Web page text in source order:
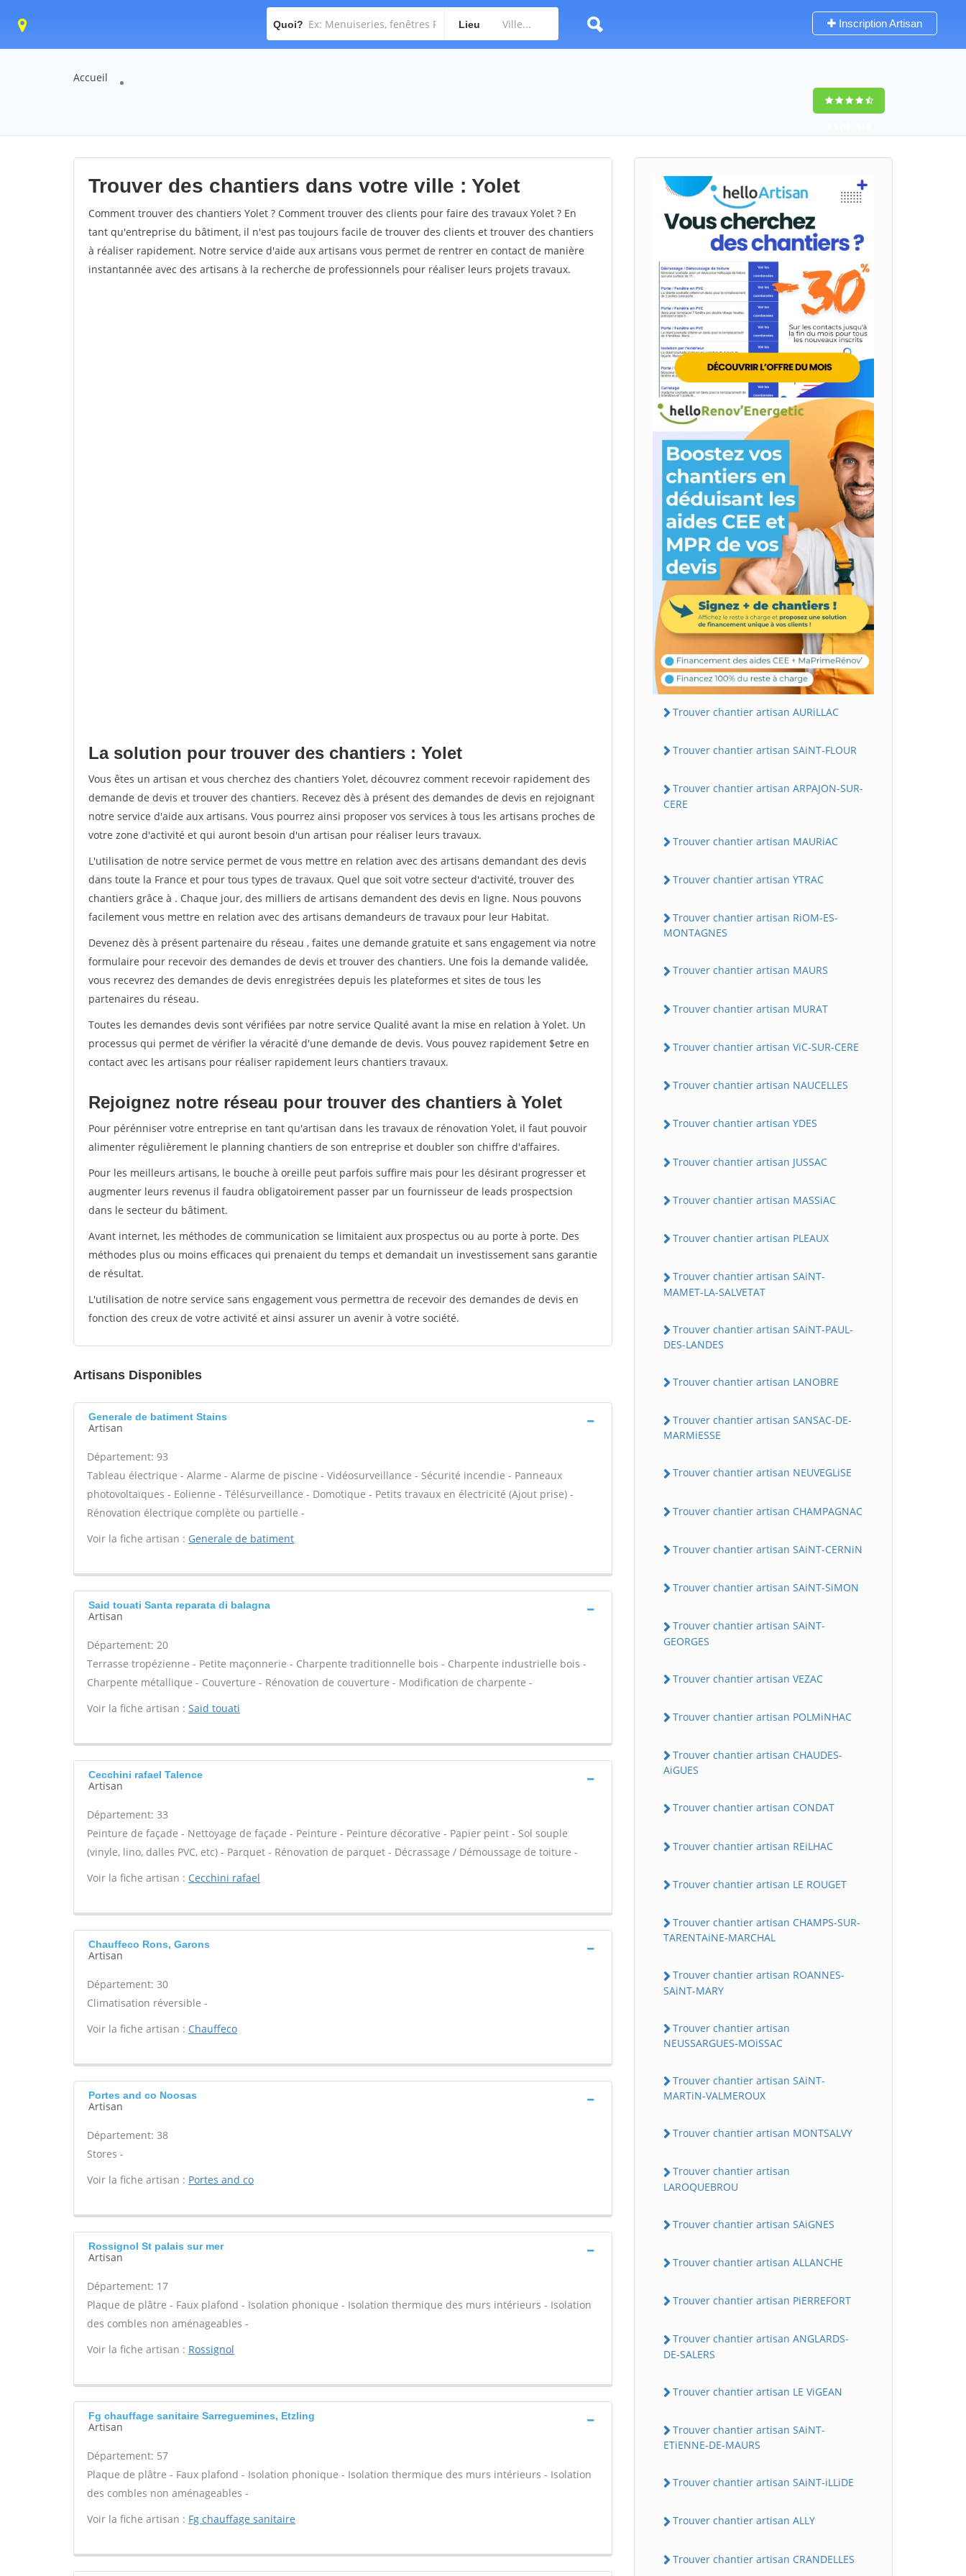
Quoi? Lieu Inscription Artisan
Accueil
Trouver des chantiers dans votre ville : Yolet
Comment trouver des chantiers Yolet ? Comment trouver des clients pour faire des travaux Yolet ? En
tant qu'entreprise du bâtiment, il n'est pas toujours facile de trouver des clients et trouver des chantiers
à réaliser rapidement. Notre service d'aide aux artisans vous permet de rentrer en contact de manière
instantannée avec des artisans à la recherche de professionnels pour réaliser leurs projets travaux.
La solution pour trouver des chantiers : Yolet
Vous êtes un artisan et vous cherchez des chantiers Yolet, découvrez comment recevoir rapidement des
demande de devis et trouver des chantiers. Recevez dès à présent des demandes de devis en rejoignant
notre service d'aide aux artisans. Vous pourrez ainsi proposer vos services à tous les artisans proches de
votre zone d'activité et qui auront besoin d'un artisan pour réaliser leurs travaux.
L'utilisation de notre service permet de vous mettre en relation avec des artisans demandant des devis
dans toute la France et pour tous types de travaux. Quel que soit votre secteur d'activité, trouver des
chantiers grâce à . Chaque jour, des milliers de artisans demandent des devis en ligne. Nous pouvons
facilement vous mettre en relation avec des artisans demandeurs de travaux pour leur Habitat.
Devenez dès à présent partenaire du réseau , faites une demande gratuite et sans engagement via notre
formulaire pour recevoir des demandes de devis et trouver des chantiers. Une fois la demande validée,
vous recevrez des demandes de devis enregistrées depuis les plateformes et sites de tous les
partenaires du réseau.
Toutes les demandes devis sont vérifiées par notre service Qualité avant la mise en relation à Yolet. Un
processus qui permet de vérifier la véracité d'une demande de devis. Vous pouvez rapidement $etre en
contact avec les artisans pour réaliser rapidement leurs chantiers travaux.
Rejoignez notre réseau pour trouver des chantiers à Yolet
Pour pérénniser votre entreprise en tant qu'artisan dans les travaux de rénovation Yolet, il faut pouvoir
alimenter régulièrement le planning chantiers de son entreprise et doubler son chiffre d'affaires.
Pour les meilleurs artisans, le bouche à oreille peut parfois suffire mais pour les désirant progresser et
augmenter leurs revenus il faudra obligatoirement passer par un fournisseur de leads prospectsion
dans le secteur du bâtiment.
Avant internet, les méthodes de communication se limitaient aux prospectus ou au porte à porte. Des
méthodes plus ou moins efficaces qui prenaient du temps et demandait un investissement sans garantie
de résultat.
L'utilisation de notre service sans engagement vous permettra de recevoir des demandes de devis en
fonction des creux de votre activité et ainsi assurer un avenir à votre société.
Artisans Disponibles
Generale de batiment Stains
Artisan
Département: 93
Tableau électrique - Alarme - Alarme de piscine - Vidéosurveillance - Sécurité incendie - Panneaux
photovoltaïques - Eolienne - Télésurveillance - Domotique - Petits travaux en électricité (Ajout prise) -
Rénovation électrique complète ou partielle -
Voir la fiche artisan : Generale de batiment
Said touati Santa reparata di balagna
Artisan
Département: 20
Terrasse tropézienne - Petite maçonnerie - Charpente traditionnelle bois - Charpente industrielle bois -
Charpente métallique - Couverture - Rénovation de couverture - Modification de charpente -
Voir la fiche artisan : Said touati
Cecchini rafael Talence
Artisan
Département: 33
Peinture de façade - Nettoyage de façade - Peinture - Peinture décorative - Papier peint - Sol souple
(vinyle, lino, dalles PVC, etc) - Parquet - Rénovation de parquet - Décrassage / Démoussage de toiture -
Voir la fiche artisan : Cecchini rafael
Chauffeco Rons, Garons
Artisan
Département: 30
Climatisation réversible -
Voir la fiche artisan : Chauffeco
Portes and co Noosas
Artisan
Département: 38
Stores -
Voir la fiche artisan : Portes and co
Rossignol St palais sur mer
Artisan
Département: 17
Plaque de plâtre - Faux plafond - Isolation phonique - Isolation thermique des murs intérieurs - Isolation
des combles non aménageables -
Voir la fiche artisan : Rossignol
Fg chauffage sanitaire Sarreguemines, Etzling
Artisan
Département: 57
Plaque de plâtre - Faux plafond - Isolation phonique - Isolation thermique des murs intérieurs - Isolation
des combles non aménageables -
Voir la fiche artisan : Fg chauffage sanitaire
Trouver chantier artisan AURiLLAC
Trouver chantier artisan SAiNT-FLOUR
Trouver chantier artisan ARPAJON-SUR-
CERE
Trouver chantier artisan MAURiAC
Trouver chantier artisan YTRAC
Trouver chantier artisan RiOM-ES-
MONTAGNES
Trouver chantier artisan MAURS
Trouver chantier artisan MURAT
Trouver chantier artisan ViC-SUR-CERE
Trouver chantier artisan NAUCELLES
Trouver chantier artisan YDES
Trouver chantier artisan JUSSAC
Trouver chantier artisan MASSiAC
Trouver chantier artisan PLEAUX
Trouver chantier artisan SAiNT-
MAMET-LA-SALVETAT
Trouver chantier artisan SAiNT-PAUL-
DES-LANDES
Trouver chantier artisan LANOBRE
Trouver chantier artisan SANSAC-DE-
MARMiESSE
Trouver chantier artisan NEUVEGLiSE
Trouver chantier artisan CHAMPAGNAC
Trouver chantier artisan SAiNT-CERNiN
Trouver chantier artisan SAiNT-SiMON
Trouver chantier artisan SAiNT-
GEORGES
Trouver chantier artisan VEZAC
Trouver chantier artisan POLMiNHAC
Trouver chantier artisan CHAUDES-
AiGUES
Trouver chantier artisan CONDAT
Trouver chantier artisan REiLHAC
Trouver chantier artisan LE ROUGET
Trouver chantier artisan CHAMPS-SUR-
TARENTAiNE-MARCHAL
Trouver chantier artisan ROANNES-
SAiNT-MARY
Trouver chantier artisan
NEUSSARGUES-MOiSSAC
Trouver chantier artisan SAiNT-
MARTiN-VALMEROUX
Trouver chantier artisan MONTSALVY
Trouver chantier artisan
LAROQUEBROU
Trouver chantier artisan SAiGNES
Trouver chantier artisan ALLANCHE
Trouver chantier artisan PiERREFORT
Trouver chantier artisan ANGLARDS-
DE-SALERS
Trouver chantier artisan LE ViGEAN
Trouver chantier artisan SAiNT-
ETiENNE-DE-MAURS
Trouver chantier artisan SAiNT-iLLiDE
Trouver chantier artisan ALLY
Trouver chantier artisan CRANDELLES